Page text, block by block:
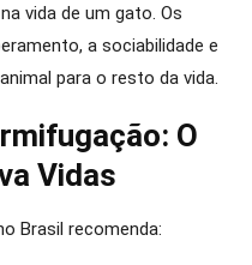
vida de um gato. Os
a sociabilidade e
para o resto da vida.
O
Vidas
Brasil recomenda: